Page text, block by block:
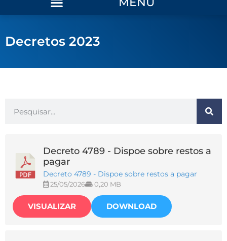
Decretos 2023
Decreto 4789 - Dispoe sobre restos a
pagar
Decreto 4789 - Dispoe sobre restos a pagar
25/05/2026 0,20 MB
VISUALIZAR DOWNLOAD